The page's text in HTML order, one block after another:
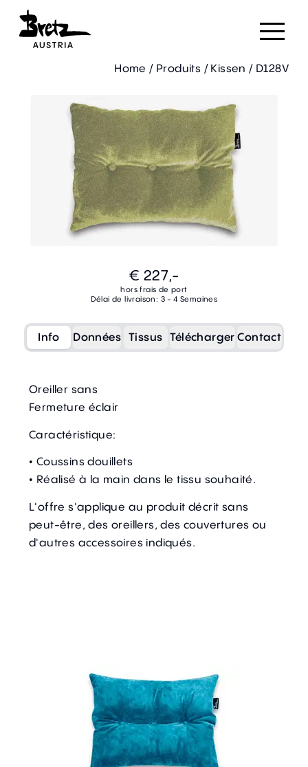
Home / Produits / Kissen / D128V
€ 227,-
hors frais de port
Délai de livraison: 3 - 4 Semaines
Info Données Tissus Télécharger Contact
Oreiller sans
Fermeture éclair
Caractéristique:
• Coussins douillets
• Réalisé à la main dans le tissu souhaité.
L'offre s'applique au produit décrit sans
peut-être, des oreillers, des couvertures ou
d'autres accessoires indiqués.